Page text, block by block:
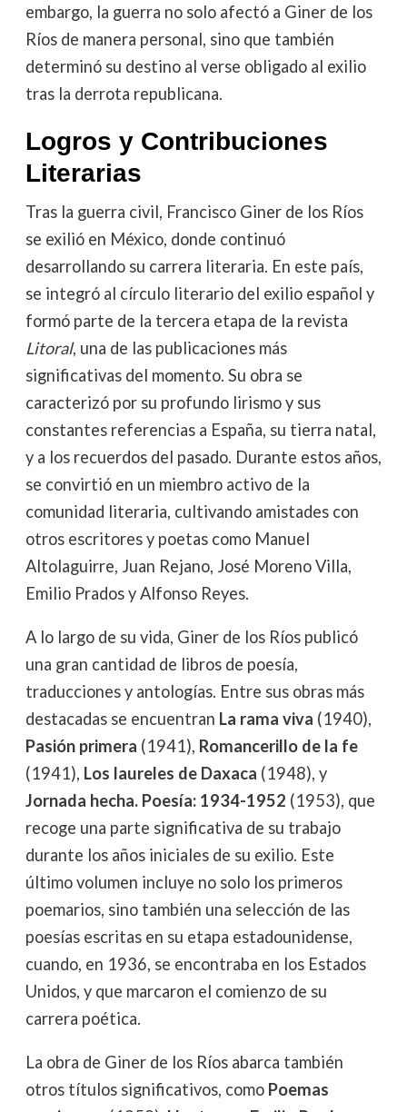
embargo, la guerra no solo afectó a Giner de los
Ríos de manera personal, sino que también
determinó su destino al verse obligado al exilio
tras la derrota republicana.
Logros y Contribuciones
Literarias
Tras la guerra civil, Francisco Giner de los Ríos
se exilió en México, donde continuó
desarrollando su carrera literaria. En este país,
se integró al círculo literario del exilio español y
formó parte de la tercera etapa de la revista
Litoral, una de las publicaciones más
significativas del momento. Su obra se
caracterizó por su profundo lirismo y sus
constantes referencias a España, su tierra natal,
y a los recuerdos del pasado. Durante estos años,
se convirtió en un miembro activo de la
comunidad literaria, cultivando amistades con
otros escritores y poetas como Manuel
Altolaguirre, Juan Rejano, José Moreno Villa,
Emilio Prados y Alfonso Reyes.
A lo largo de su vida, Giner de los Ríos publicó
una gran cantidad de libros de poesía,
traducciones y antologías. Entre sus obras más
destacadas se encuentran La rama viva (1940),
Pasión primera (1941), Romancerillo de la fe
(1941), Los laureles de Daxaca (1948), y
Jornada hecha. Poesía: 1934-1952 (1953), que
recoge una parte significativa de su trabajo
durante los años iniciales de su exilio. Este
último volumen incluye no solo los primeros
poemarios, sino también una selección de las
poesías escritas en su etapa estadounidense,
cuando, en 1936, se encontraba en los Estados
Unidos, y que marcaron el comienzo de su
carrera poética.
La obra de Giner de los Ríos abarca también
otros títulos significativos, como Poemas